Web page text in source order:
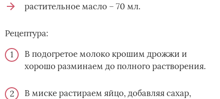
растительное масло – 70 мл.
Рецептура:
В подогретое молоко крошим дрожжи и
хорошо разминаем до полного растворения.
В миске растираем яйцо, добавляя сахар,